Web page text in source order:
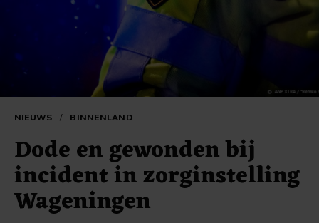
NIEUWS / BINNENLAND
Dode en gewonden bij
incident in zorginstelling
Wageningen